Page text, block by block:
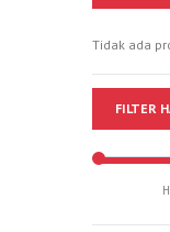
Tidak ada
FILTER